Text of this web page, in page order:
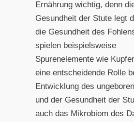
Ernährung wichtig, denn
Gesundheit der Stute legt
die Gesundheit des
spielen beispielsweise
Spurenelemente wie
eine entscheidende Rolle
Entwicklung des
und der Gesundheit der
auch das Mikrobiom des